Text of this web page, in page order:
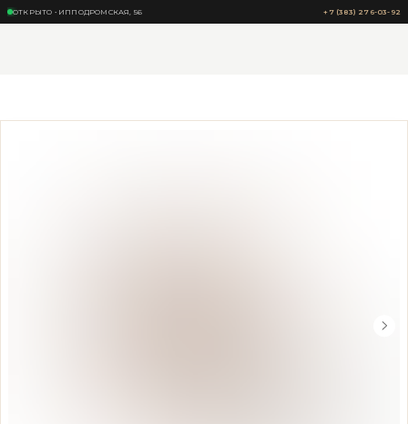
ОТКРЫТО • ИППОДРОМСКАЯ, 56 +7 (383) 276-03-92